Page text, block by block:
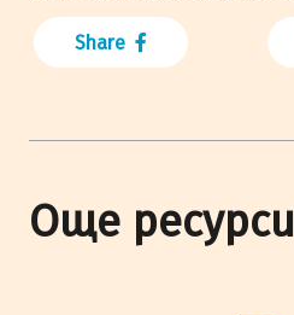
Share
Още ресурси